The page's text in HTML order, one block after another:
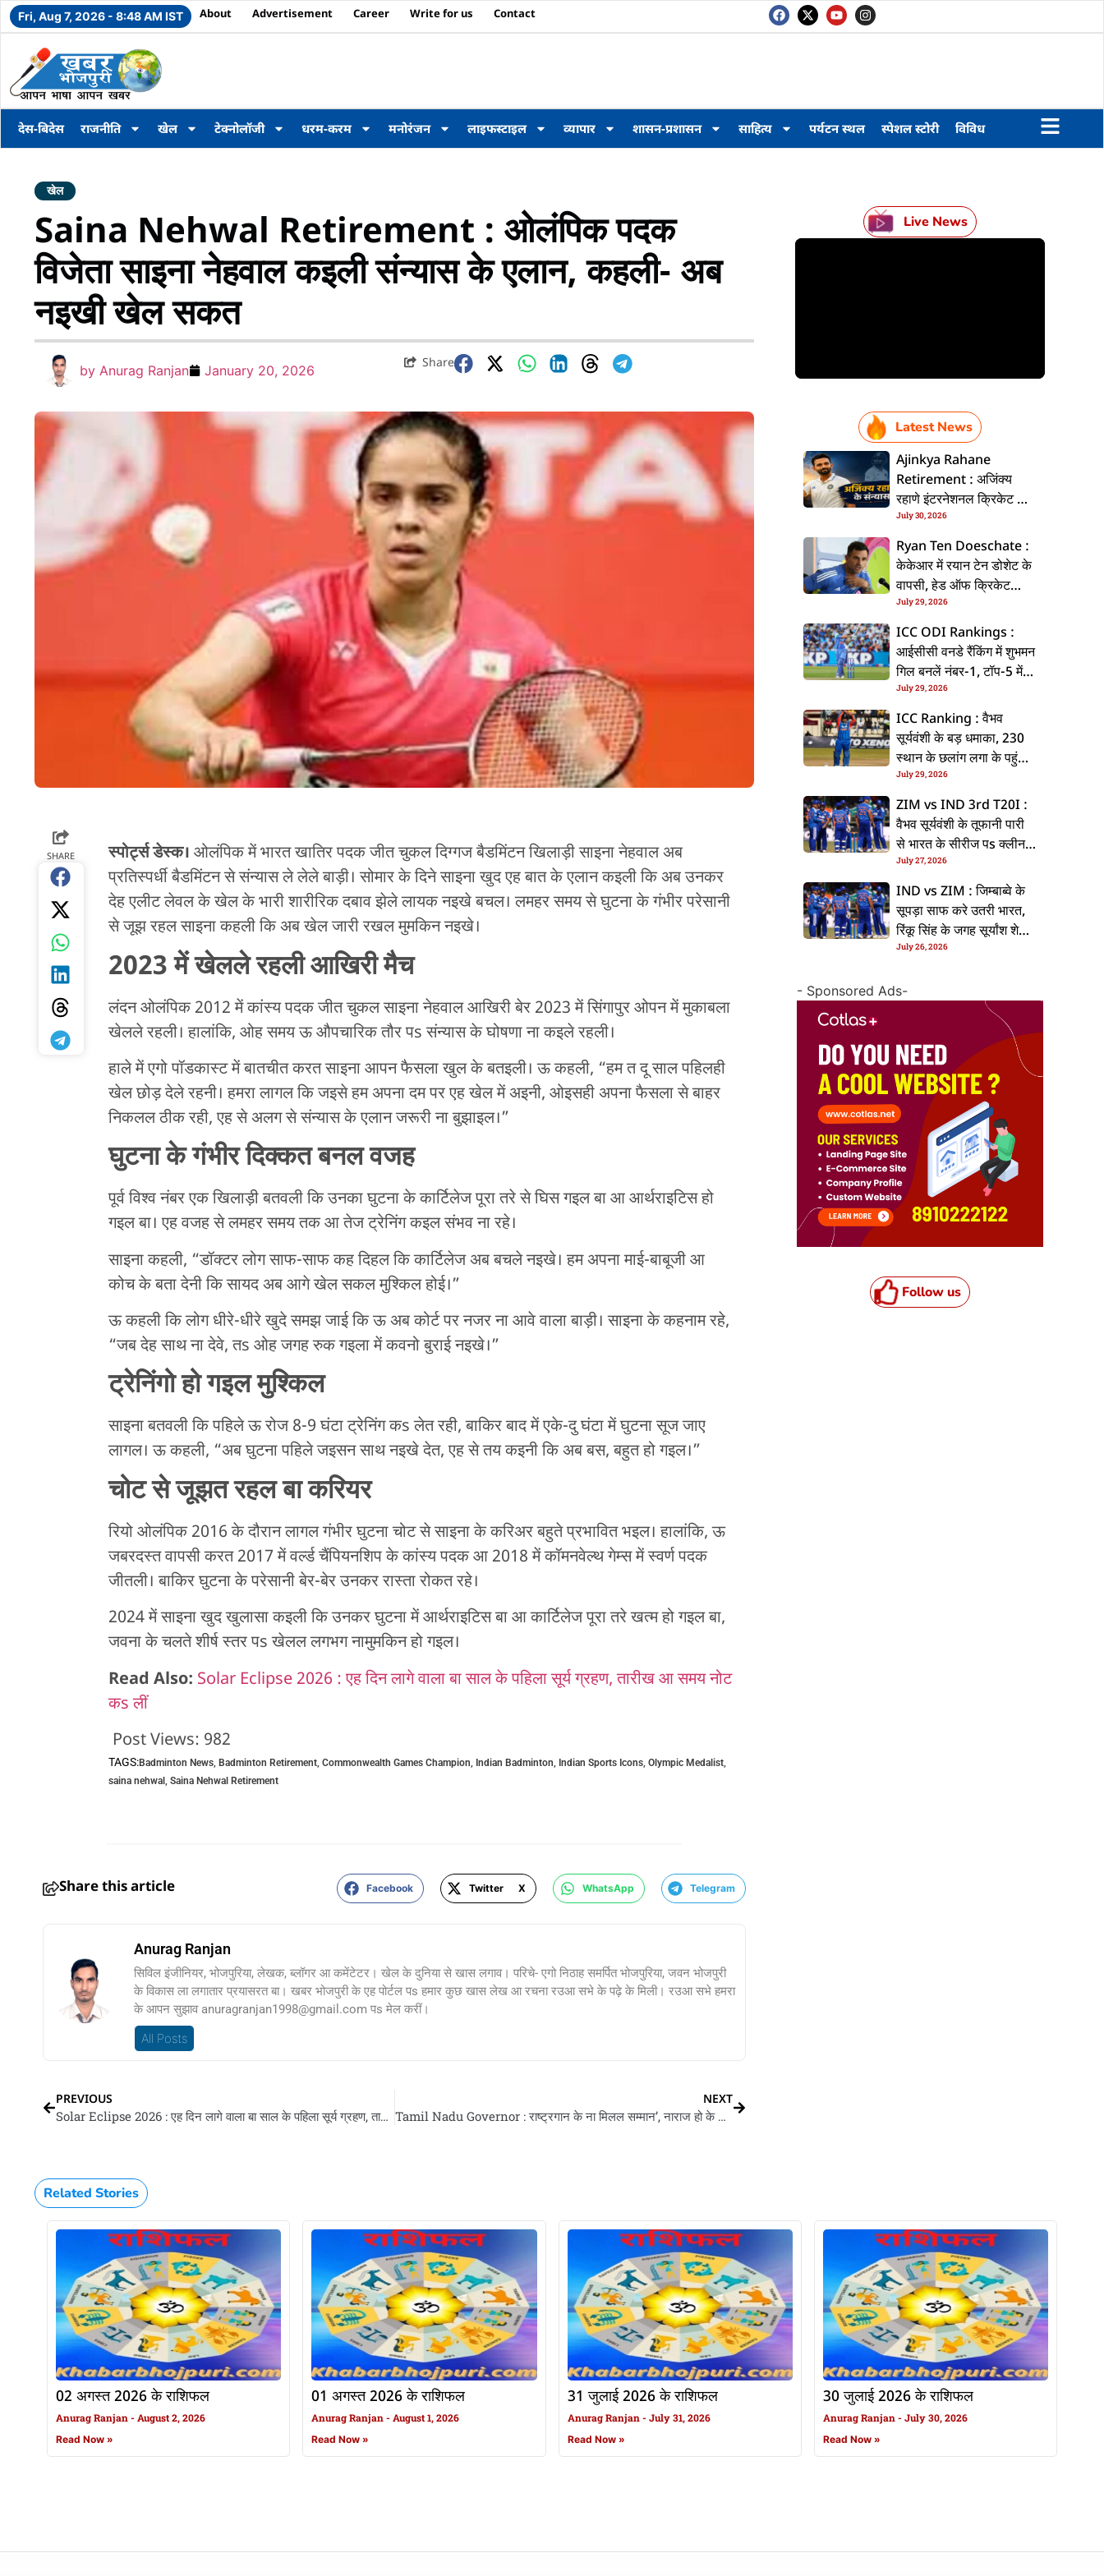
Fri, Aug 7, 2026 - 8:48 AM IST About Advertisement Career Write for us Contact
देस-बिदेस राजनीति खेल टेक्नोलॉजी धरम-करम मनोरंजन लाइफस्टाइल व्यापार शासन-प्रशासन साहित्य पर्यटन स्थल स्पेशल स्टोरी विविध
खेल
Saina Nehwal Retirement : ओलंपिक पदक
विजेता साइना नेहवाल कइली संन्यास के एलान, कहली- अब
नइखी खेल सकत
by Anurag Ranjan January 20, 2026
Share
SHARE स्पोर्ट्स डेस्क। ओलंपिक में भारत खातिर पदक जीत चुकल दिग्गज बैडमिंटन खिलाड़ी साइना नेहवाल अब
प्रतिस्पर्धी बैडमिंटन से संन्यास ले लेले बाड़ी। सोमार के दिने साइना खुद एह बात के एलान कइली कि अब उनकर
देह एलीट लेवल के खेल के भारी शारीरिक दबाव झेले लायक नइखे बचल। लमहर समय से घुटना के गंभीर परेसानी
से जूझ रहल साइना कहली कि अब खेल जारी रखल मुमकिन नइखे।
2023 में खेलले रहली आखिरी मैच
लंदन ओलंपिक 2012 में कांस्य पदक जीत चुकल साइना नेहवाल आखिरी बेर 2023 में सिंगापुर ओपन में मुकाबला
खेलले रहली। हालांकि, ओह समय ऊ औपचारिक तौर पs संन्यास के घोषणा ना कइले रहली।
हाले में एगो पॉडकास्ट में बातचीत करत साइना आपन फैसला खुल के बतइली। ऊ कहली, “हम त दू साल पहिलही
खेल छोड़ देले रहनी। हमरा लागल कि जइसे हम अपना दम पर एह खेल में अइनी, ओइसही अपना फैसला से बाहर
निकलल ठीक रही, एह से अलग से संन्यास के एलान जरूरी ना बुझाइल।”
घुटना के गंभीर दिक्कत बनल वजह
पूर्व विश्व नंबर एक खिलाड़ी बतवली कि उनका घुटना के कार्टिलेज पूरा तरे से घिस गइल बा आ आर्थराइटिस हो
गइल बा। एह वजह से लमहर समय तक आ तेज ट्रेनिंग कइल संभव ना रहे।
साइना कहली, “डॉक्टर लोग साफ-साफ कह दिहल कि कार्टिलेज अब बचले नइखे। हम अपना माई-बाबूजी आ
कोच के बता देनी कि सायद अब आगे खेल सकल मुश्किल होई।”
ऊ कहली कि लोग धीरे-धीरे खुदे समझ जाई कि ऊ अब कोर्ट पर नजर ना आवे वाला बाड़ी। साइना के कहनाम रहे,
“जब देह साथ ना देवे, तs ओह जगह रुक गइला में कवनो बुराई नइखे।”
ट्रेनिंगो हो गइल मुश्किल
साइना बतवली कि पहिले ऊ रोज 8-9 घंटा ट्रेनिंग कs लेत रही, बाकिर बाद में एके-दु घंटा में घुटना सूज जाए
लागल। ऊ कहली, “अब घुटना पहिले जइसन साथ नइखे देत, एह से तय कइनी कि अब बस, बहुत हो गइल।”
चोट से जूझत रहल बा करियर
रियो ओलंपिक 2016 के दौरान लागल गंभीर घुटना चोट से साइना के करिअर बहुते प्रभावित भइल। हालांकि, ऊ
जबरदस्त वापसी करत 2017 में वर्ल्ड चैंपियनशिप के कांस्य पदक आ 2018 में कॉमनवेल्थ गेम्स में स्वर्ण पदक
जीतली। बाकिर घुटना के परेसानी बेर-बेर उनकर रास्ता रोकत रहे।
2024 में साइना खुद खुलासा कइली कि उनकर घुटना में आर्थराइटिस बा आ कार्टिलेज पूरा तरे खत्म हो गइल बा,
जवना के चलते शीर्ष स्तर पs खेलल लगभग नामुमकिन हो गइल।
Read Also: Solar Eclipse 2026 : एह दिन लागे वाला बा साल के पहिला सूर्य ग्रहण, तारीख आ समय नोट
कs लीं
Post Views: 982
TAGS:Badminton News, Badminton Retirement, Commonwealth Games Champion, Indian Badminton, Indian Sports Icons, Olympic Medalist,
saina nehwal , Saina Nehwal Retirement
Share this article Facebook Twitter X WhatsApp Telegram
Anurag Ranjan
सिविल इंजीनियर, भोजपुरिया, लेखक, ब्लॉगर आ कमेंटेटर। खेल के दुनिया से खास लगाव। परिचे- एगो निठाह समर्पित भोजपुरिया, जवन भोजपुरी
के विकास ला लगातार प्रयासरत बा। खबर भोजपुरी के एह पोर्टल पs हमार कुछ खास लेख आ रचना रउआ सभे के पढ़े के मिली। रउआ सभे हमरा
के आपन सुझाव anuragranjan1998@gmail.com पs मेल करीं।
All Posts
PREVIOUS
Solar Eclipse 2026 : एह दिन लागे वाला बा साल के पहिला सूर्य ग्रहण, तारीख आ समय नोट कs लीं
NEXT
Tamil Nadu Governor : राष्ट्रगान के ना मिलल सम्मान’, नाराज हो के विधानसभा से बाहर निकलले तमिलनाडु के राज्यपाल
Live News
Latest News
Ajinkya Rahane
Retirement : अजिंक्य
रहाणे इंटरनेशनल क्रिकेट से
ललें संन्यास, सोशल मीडिया
पs पोस्ट कs के कइलें एलान
July 30, 2026
Ryan Ten Doeschate :
केकेआर में रयान टेन डोशेट के
वापसी, हेड ऑफ क्रिकेट
स्ट्रेटजी के जिम्मेदारी संभरिहें
July 29, 2026
ICC ODI Rankings :
आईसीसी वनडे रैंकिंग में शुभमन
गिल बनलें नंबर-1, टॉप-5 में
भारत के तीन बल्लेबाज
July 29, 2026
ICC Ranking : वैभव
सूर्यवंशी के बड़ धमाका, 230
स्थान के छलांग लगा के पहुंचलें
48वां नंबर पs
July 29, 2026
ZIM vs IND 3rd T20I :
वैभव सूर्यवंशी के तूफानी पारी
से भारत के सीरीज पs क्लीन
स्वीप, जिम्बाब्वे 35 रन से
हारल
July 27, 2026
IND vs ZIM : जिम्बाब्वे के
सूपड़ा साफ करे उतरी भारत,
रिंकू सिंह के जगह सूर्यांश शेडगे
के मिल सकेला मवका
July 26, 2026
- Sponsored Ads-
Follow us
Related Stories
02 अगस्त 2026 के राशिफल
Anurag Ranjan August 2, 2026
Read Now »
01 अगस्त 2026 के राशिफल
Anurag Ranjan August 1, 2026
Read Now »
31 जुलाई 2026 के राशिफल
Anurag Ranjan July 31, 2026
Read Now »
30 जुलाई 2026 के राशिफल
Anurag Ranjan July 30, 2026
Read Now »